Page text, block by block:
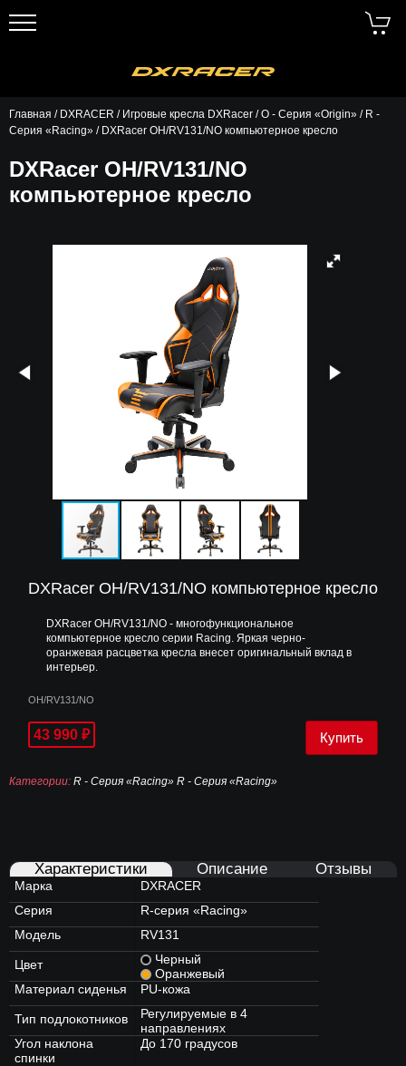
Главная / DXRACER / Игровые кресла DXRacer /O - Серия «Origin» / R -
Серия «Racing» / DXRacer OH/RV131/NO компьютерное кресло
DXRacer OH/RV131/NO
компьютерное кресло
DXRacer OH/RV131/NO компьютерное кресло
DXRacer OH/RV131/NO - многофункциональное
компьютерное кресло серии Racing. Яркая черно-
оранжевая расцветка кресла внесет оригинальный вклад в
интерьер.
OH/RV131/NO
43 990 ₽
Категории: R - Серия «Racing» R - Серия «Racing»
Характеристики Описание Отзывы
Марка
DXRACER
Серия
R-серия «Racing»
Модель
RV131
Цвет
Черный
Оранжевый
Материал сиденья
PU-кожа
Тип подлокотников
Регулируемые в 4
направлениях
Угол наклона
спинки
До 170 градусов